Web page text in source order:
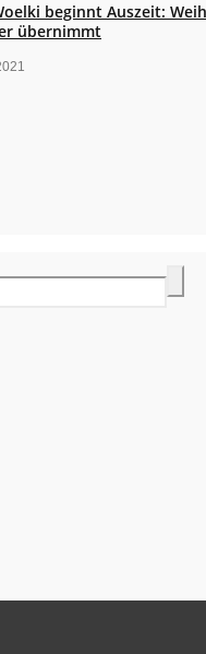
beginnt Auszeit:
übernimmt